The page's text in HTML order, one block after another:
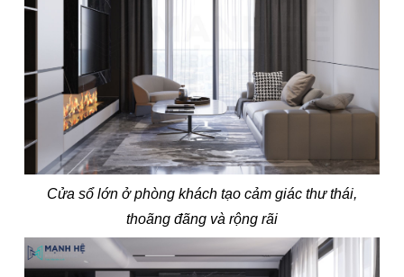
Cửa sổ lớn ở phòng khách tạo cảm giác thư thái,
thoãng đãng và rộng rãi